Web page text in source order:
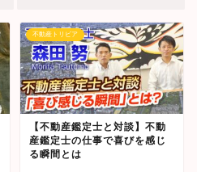
不動産トリビア
【不動産鑑定士と対談】不動
産鑑定士の仕事で喜びを感じ
る瞬間とは